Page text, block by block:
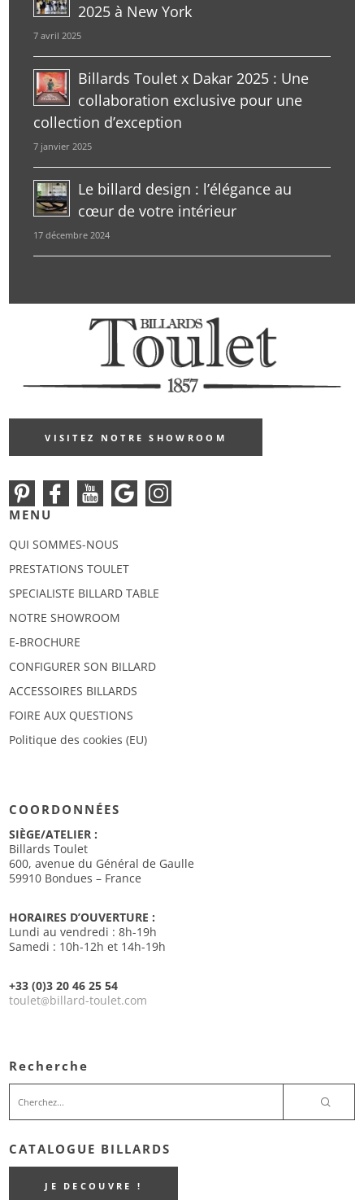
2025 à New York
7 avril 2025
Billards Toulet x Dakar 2025 : Une
collaboration exclusive pour une
collection d’exception
7 janvier 2025
Le billard design : l’élégance au
cœur de votre intérieur
17 décembre 2024
VISITEZ NOTRE SHOWROOM
MENU
QUI SOMMES-NOUS
PRESTATIONS TOULET
SPECIALISTE BILLARD TABLE
NOTRE SHOWROOM
E-BROCHURE
CONFIGURER SON BILLARD
ACCESSOIRES BILLARDS
FOIRE AUX QUESTIONS
Politique des cookies (EU)
COORDONNÉES
SIÈGE/ATELIER :
Billards Toulet
600, avenue du Général de Gaulle
59910 Bondues – France
HORAIRES D’OUVERTURE :
Lundi au vendredi : 8h-19h
Samedi : 10h-12h et 14h-19h
+33 (0)3 20 46 25 54
toulet@billard-toulet.com
Recherche
CATALOGUE BILLARDS
JE DECOUVRE !